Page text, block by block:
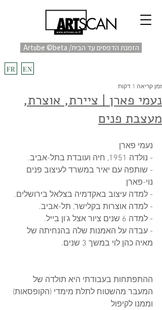
EN
FR
Artube ©beta /הזמנת הדפסים עד הבית
נעמי פארן | ציירת, אוצרת,
מעצבת פנים
זמן קריאה 1 דקות
נעמי פארן
- נולדה 1951, חיה ועובדת בתל-אביב.
- שותפה עם יאיר במשרד לעיצוב פנים
נוי-פארן
- למדה עיצוב באקדמיה בצלאל בירושלים.
- למדה אוצרות בקלישר, תל-אביב.
- למדה 6 שנים ציור אצל ג'ון בייל.
- עבדה על האמנות שלה בהנחיתה של
מאיה כהן לוי במשך 3 שנים.
ההתפתחות בעבודתי היא תולדה של
המעבר מהשטוח לתלת מימדי (הקופסאות)
וממנו לקיפול